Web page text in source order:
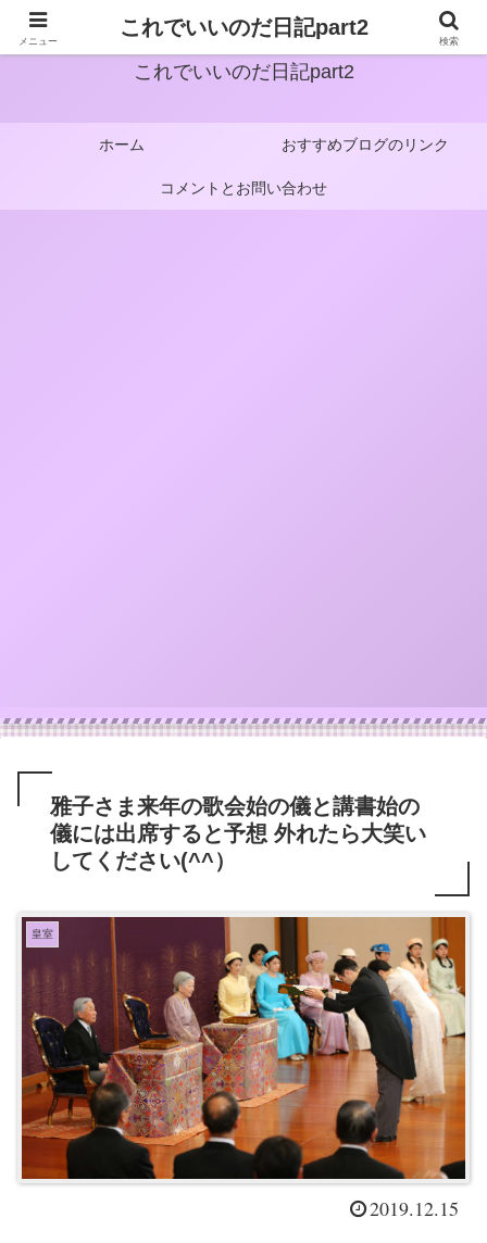
これでいいのだ日記part2
ホーム おすすめブログのリンク
コメントとお問い合わせ
雅子さま来年の歌会始の儀と講書始の
儀には出席すると予想 外れたら大笑い
してください(^^）
皇室
2019.12.15
メニュー
これでいいのだ日記part2
検索